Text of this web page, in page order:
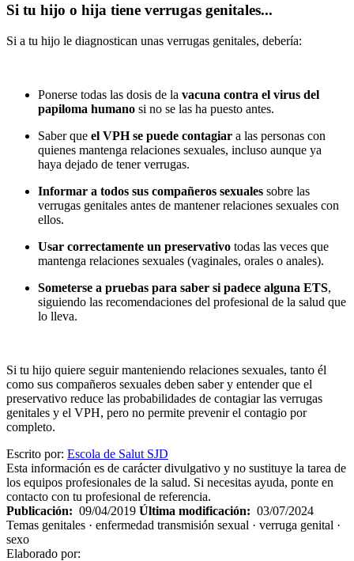
Si tu hijo o hija tiene verrugas genitales...
Si a tu hijo le diagnostican unas verrugas genitales, debería:
Ponerse todas las dosis de la vacuna contra el virus del
papiloma humano si no se las ha puesto antes.
Saber que el VPH se puede contagiar a las personas con
quienes mantenga relaciones sexuales, incluso aunque ya
haya dejado de tener verrugas.
Informar a todos sus compañeros sexuales sobre las
verrugas genitales antes de mantener relaciones sexuales con
ellos.
Usar correctamente un preservativo todas las veces que
mantenga relaciones sexuales (vaginales, orales o anales).
Someterse a pruebas para saber si padece alguna ETS,
siguiendo las recomendaciones del profesional de la salud que
lo lleva.
Si tu hijo quiere seguir manteniendo relaciones sexuales, tanto él
como sus compañeros sexuales deben saber y entender que el
preservativo reduce las probabilidades de contagiar las verrugas
genitales y el VPH, pero no permite prevenir el contagio por
completo.
Escrito por: Escola de Salut SJD
Esta información es de carácter divulgativo y no sustituye la tarea de
los equipos profesionales de la salud. Si necesitas ayuda, ponte en
contacto con tu profesional de referencia.
Publicación: 09/04/2019 Última modificación: 03/07/2024
Temas genitales · enfermedad transmisión sexual · verruga genital ·
sexo
Elaborado por: